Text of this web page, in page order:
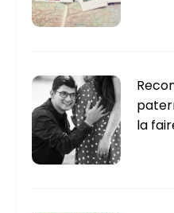
la